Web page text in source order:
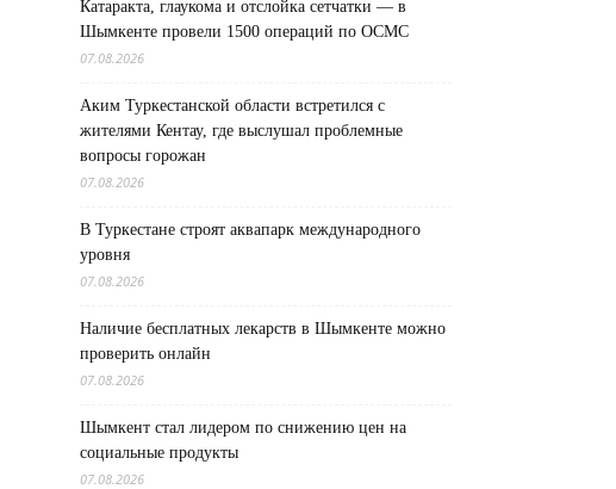
Катаракта, глаукома и отслойка сетчатки — в
Шымкенте провели 1500 операций по ОСМС
07.08.2026
Аким Туркестанской области встретился с
жителями Кентау, где выслушал проблемные
вопросы горожан
07.08.2026
В Туркестане строят аквапарк международного
уровня
07.08.2026
Наличие бесплатных лекарств в Шымкенте можно
проверить онлайн
07.08.2026
Шымкент стал лидером по снижению цен на
социальные продукты
07.08.2026